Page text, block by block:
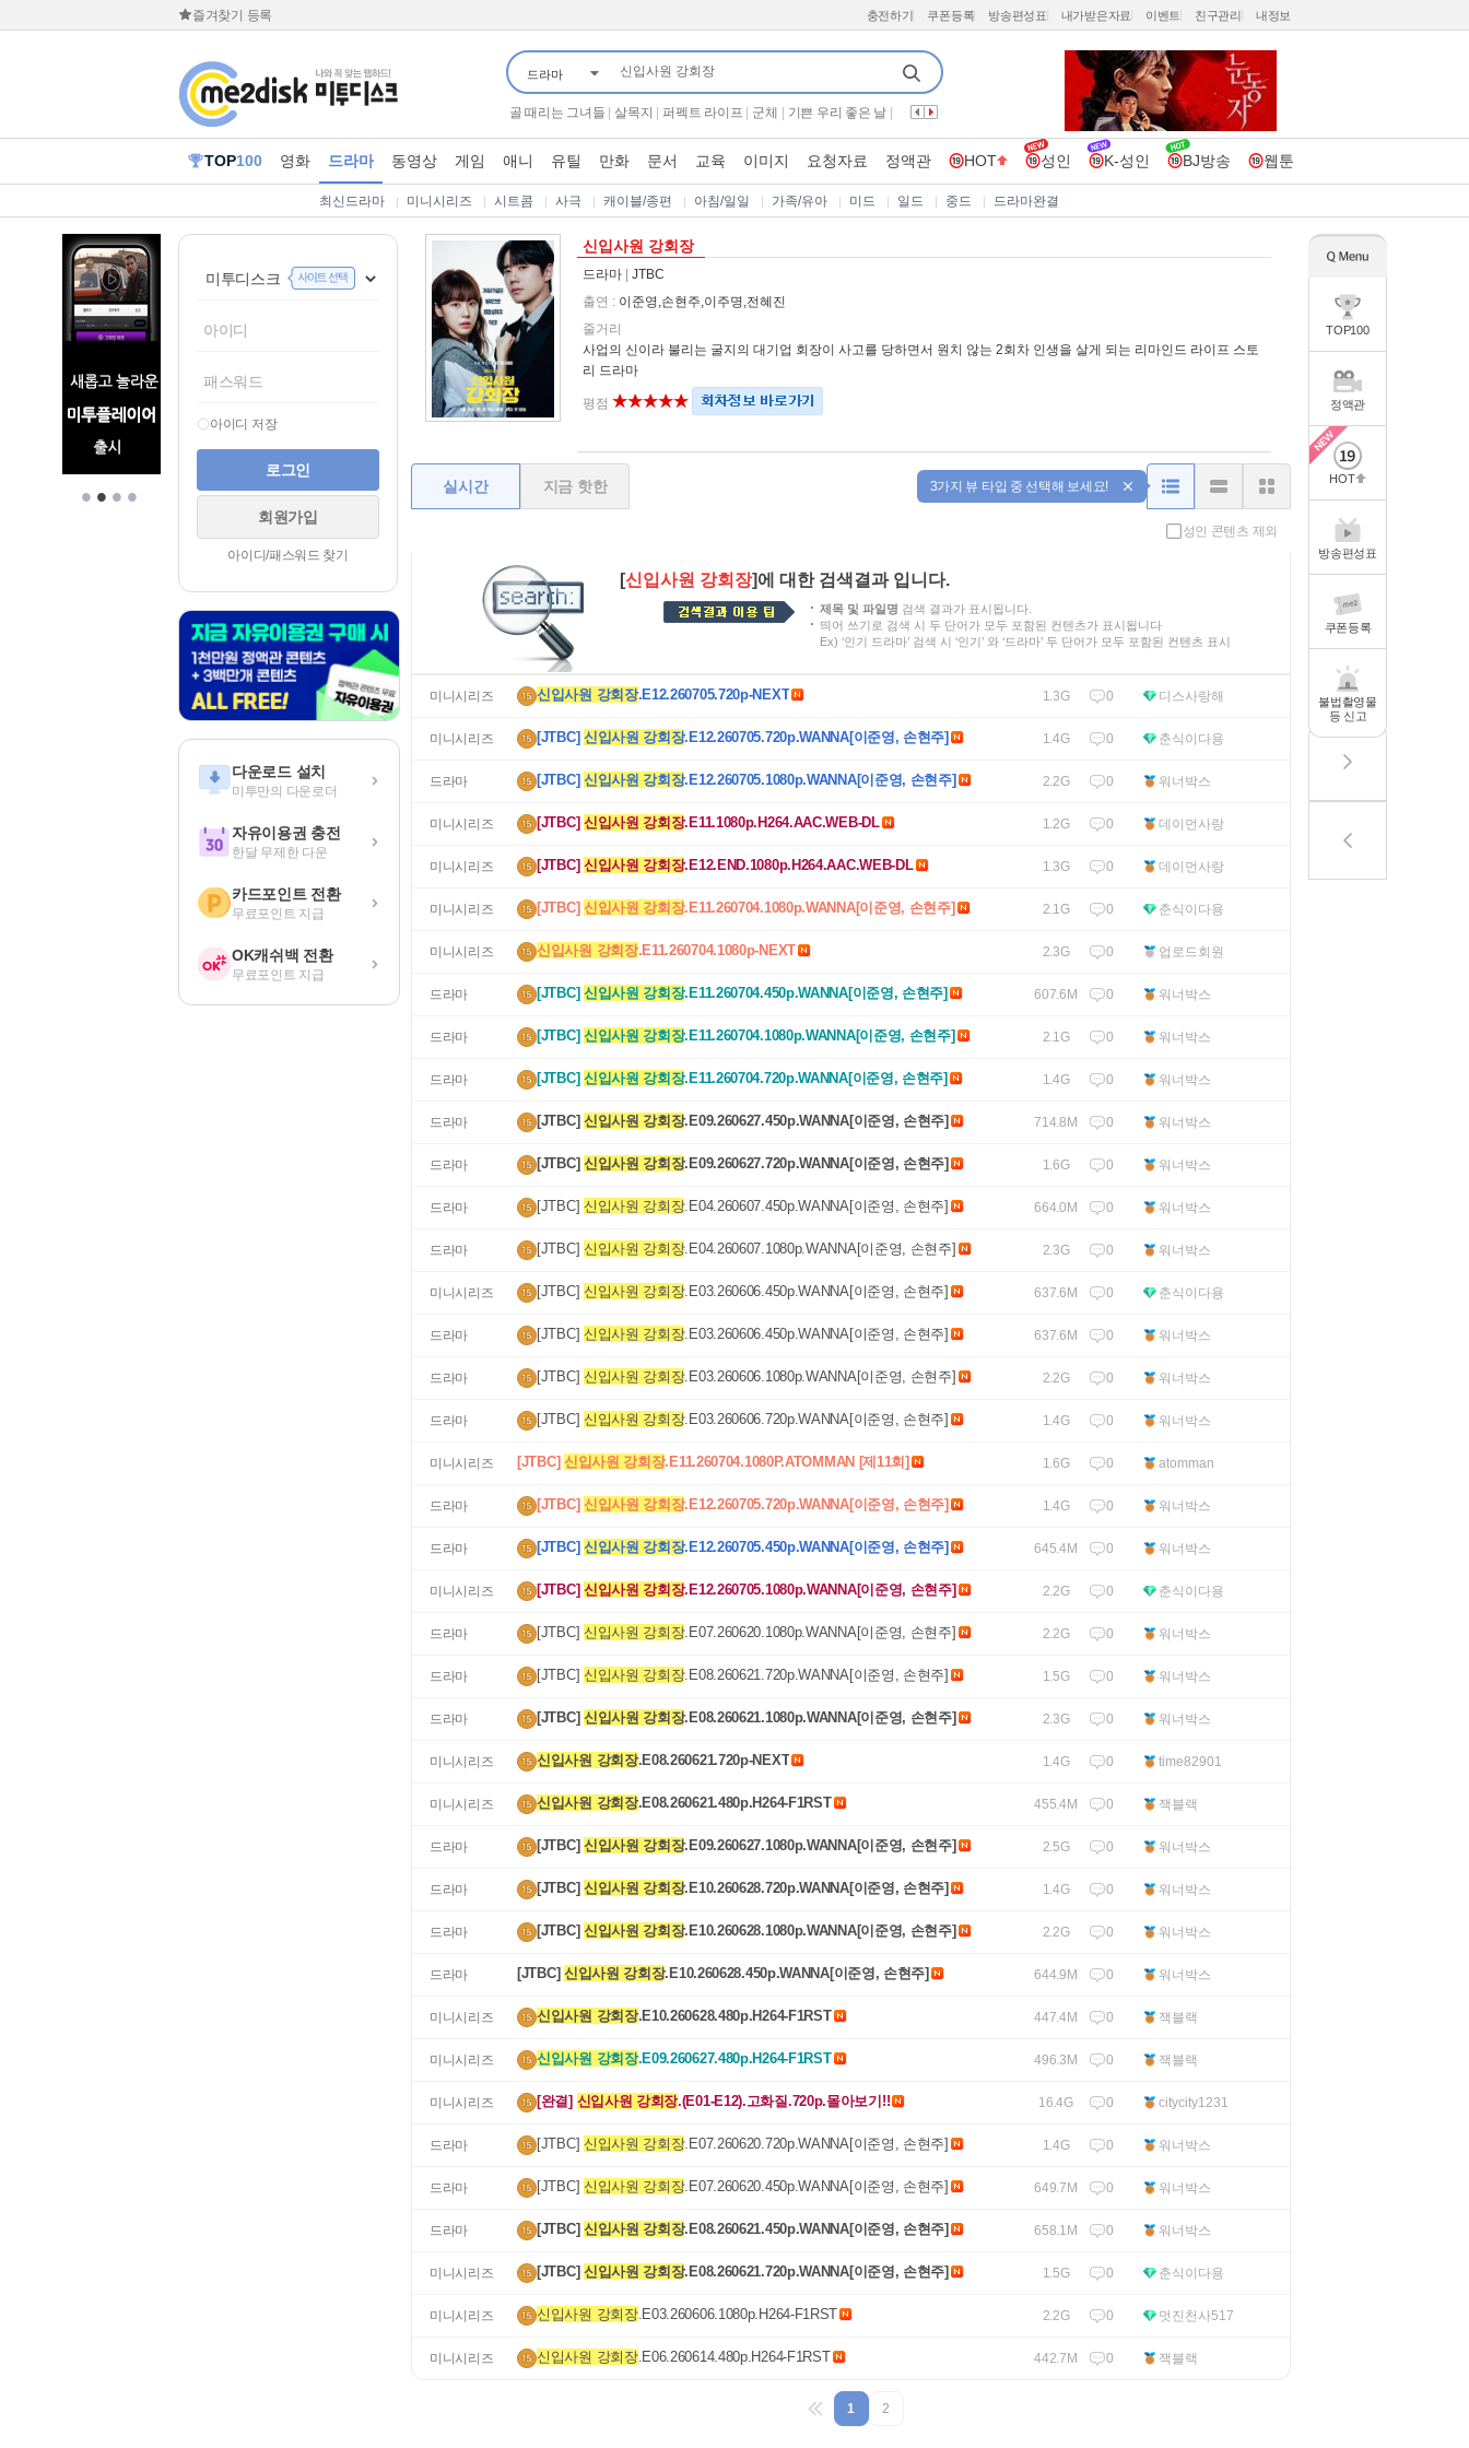
즐겨찾기 등록 충전하기 쿠폰등록 방송편성표 내가받은자료 이벤트 친구관리 내정보
••••
TOP100
정액관
HOT
방송편성표
쿠폰등록
불법촬영물
등 신고
드라마
끼리끼리 왕은 무얼 자셨는가 | 너자2
황신혜의 같이 삽시다 | 프로텍터 | 왕과 사는 남자 | 전설의 사내 |
골 때리는 그녀들
살목지 퍼펙트 라이프 군체 기쁜 우리 좋은 날
한문철의 블랙박스 | 시스터 | 가화만사성 인생의 연장전 |
슈퍼맨이 돌아왔다 | 하트맨 |
TOP100 영화 드라마 동영상 게임 애니 유틸 만화 문서 교육 이미지 요청자료 정액관 HOT 성인 K-성인 BJ방송 웹툰
최신드라마 미니시리즈 시트콤 사극 캐이블/종편 아침/일일 가족/유아 미드 일드 중드 드라마완결
아이디 저장
회원가입
아이디/패스워드 찾기
다운로드 설치
미투만의 다운로더
자유이용권 충전
한달 무제한 다운
카드포인트 전환
무료포인트 지급
OK캐쉬백 전환
무료포인트 지급
신입사원 강회장
드라마
JTBC
출연 : 이준영,손현주,이주명,전혜진
줄거리
사업의 신이라 불리는 굴지의 대기업 회장이 사고를 당하면서 원치 않는 2회차 인생을 살게 되는 리마인드 라이프 스토
리 드라마
평점
실시간 지금 핫한 3가지 뷰 타입 중 선택해 보세요!
성인 콘텐츠 제외
[신입사원 강회장]에 대한 검색결과 입니다.
제목 및 파일명 검색 결과가 표시됩니다.
띄어 쓰기로 검색 시 두 단어가 모두 포함된 컨텐츠가 표시됩니다
Ex) ‘인기 드라마’ 검색 시 ‘인기’ 와 ‘드라마’ 두 단어가 모두 포함된 컨텐츠 표시
미니시리즈 신입사원 강회장.E12.260705.720p-NEXT 1.3G 0 디스사랑해
미니시리즈 [JTBC] 신입사원 강회장.E12.260705.720p.WANNA[이준영, 손현주] 1.4G 0 춘식이다용
드라마 [JTBC] 신입사원 강회장.E12.260705.1080p.WANNA[이준영, 손현주] 2.2G 0 워너박스
미니시리즈 [JTBC] 신입사원 강회장.E11.1080p.H264.AAC.WEB-DL 1.2G 0 데이먼사랑
미니시리즈 [JTBC] 신입사원 강회장.E12.END.1080p.H264.AAC.WEB-DL 1.3G 0 데이먼사랑
미니시리즈 [JTBC] 신입사원 강회장.E11.260704.1080p.WANNA[이준영, 손현주] 2.1G 0 춘식이다용
미니시리즈 신입사원 강회장.E11.260704.1080p-NEXT 2.3G 0 업로드회원
드라마 [JTBC] 신입사원 강회장.E11.260704.450p.WANNA[이준영, 손현주] 607.6M 0 워너박스
드라마 [JTBC] 신입사원 강회장.E11.260704.1080p.WANNA[이준영, 손현주] 2.1G 0 워너박스
드라마 [JTBC] 신입사원 강회장.E11.260704.720p.WANNA[이준영, 손현주] 1.4G 0 워너박스
드라마 [JTBC] 신입사원 강회장.E09.260627.450p.WANNA[이준영, 손현주] 714.8M 0 워너박스
드라마 [JTBC] 신입사원 강회장.E09.260627.720p.WANNA[이준영, 손현주] 1.6G 0 워너박스
드라마 [JTBC] 신입사원 강회장.E04.260607.450p.WANNA[이준영, 손현주] 664.0M 0 워너박스
드라마 [JTBC] 신입사원 강회장.E04.260607.1080p.WANNA[이준영, 손현주] 2.3G 0 워너박스
미니시리즈 [JTBC] 신입사원 강회장.E03.260606.450p.WANNA[이준영, 손현주] 637.6M 0 춘식이다용
드라마 [JTBC] 신입사원 강회장.E03.260606.450p.WANNA[이준영, 손현주] 637.6M 0 워너박스
드라마 [JTBC] 신입사원 강회장.E03.260606.1080p.WANNA[이준영, 손현주] 2.2G 0 워너박스
드라마 [JTBC] 신입사원 강회장.E03.260606.720p.WANNA[이준영, 손현주] 1.4G 0 워너박스
미니시리즈 [JTBC] 신입사원 강회장.E11.260704.1080P.ATOMMAN [제11회] 1.6G 0 atomman
드라마 [JTBC] 신입사원 강회장.E12.260705.720p.WANNA[이준영, 손현주] 1.4G 0 워너박스
드라마 [JTBC] 신입사원 강회장.E12.260705.450p.WANNA[이준영, 손현주] 645.4M 0 워너박스
미니시리즈 [JTBC] 신입사원 강회장.E12.260705.1080p.WANNA[이준영, 손현주] 2.2G 0 춘식이다용
드라마 [JTBC] 신입사원 강회장.E07.260620.1080p.WANNA[이준영, 손현주] 2.2G 0 워너박스
드라마 [JTBC] 신입사원 강회장.E08.260621.720p.WANNA[이준영, 손현주] 1.5G 0 워너박스
드라마 [JTBC] 신입사원 강회장.E08.260621.1080p.WANNA[이준영, 손현주] 2.3G 0 워너박스
미니시리즈 신입사원 강회장.E08.260621.720p-NEXT 1.4G 0 time82901
미니시리즈 신입사원 강회장.E08.260621.480p.H264-F1RST 455.4M 0 잭블랙
드라마 [JTBC] 신입사원 강회장.E09.260627.1080p.WANNA[이준영, 손현주] 2.5G 0 워너박스
드라마 [JTBC] 신입사원 강회장.E10.260628.720p.WANNA[이준영, 손현주] 1.4G 0 워너박스
드라마 [JTBC] 신입사원 강회장.E10.260628.1080p.WANNA[이준영, 손현주] 2.2G 0 워너박스
드라마 [JTBC] 신입사원 강회장.E10.260628.450p.WANNA[이준영, 손현주] 644.9M 0 워너박스
미니시리즈 신입사원 강회장.E10.260628.480p.H264-F1RST 447.4M 0 잭블랙
미니시리즈 신입사원 강회장.E09.260627.480p.H264-F1RST 496.3M 0 잭블랙
미니시리즈 [완결] 신입사원 강회장.(E01-E12).고화질.720p.몰아보기!! 16.4G 0 citycity1231
드라마 [JTBC] 신입사원 강회장.E07.260620.720p.WANNA[이준영, 손현주] 1.4G 0 워너박스
드라마 [JTBC] 신입사원 강회장.E07.260620.450p.WANNA[이준영, 손현주] 649.7M 0 워너박스
드라마 [JTBC] 신입사원 강회장.E08.260621.450p.WANNA[이준영, 손현주] 658.1M 0 워너박스
미니시리즈 [JTBC] 신입사원 강회장.E08.260621.720p.WANNA[이준영, 손현주] 1.5G 0 춘식이다용
미니시리즈 신입사원 강회장.E03.260606.1080p.H264-F1RST 2.2G 0 멋진천사517
미니시리즈 신입사원 강회장.E06.260614.480p.H264-F1RST 442.7M 0 잭블랙
1 2